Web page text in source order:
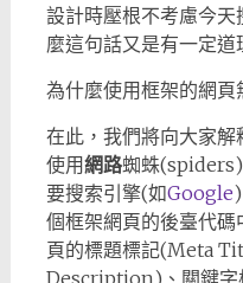
設計時壓根不考慮今
麼這句話又是有一定道
為什麼使用框架的網頁
在此，我們將向大家
使用網路蜘蛛
要搜索引擎(如Google
個框架網頁的後臺代
頁的標題標記(Meta
Description)、關鍵